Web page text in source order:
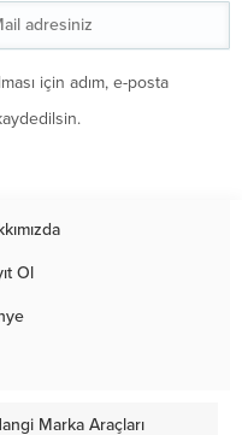
için adım, e-posta
Ol
Marka Araçları